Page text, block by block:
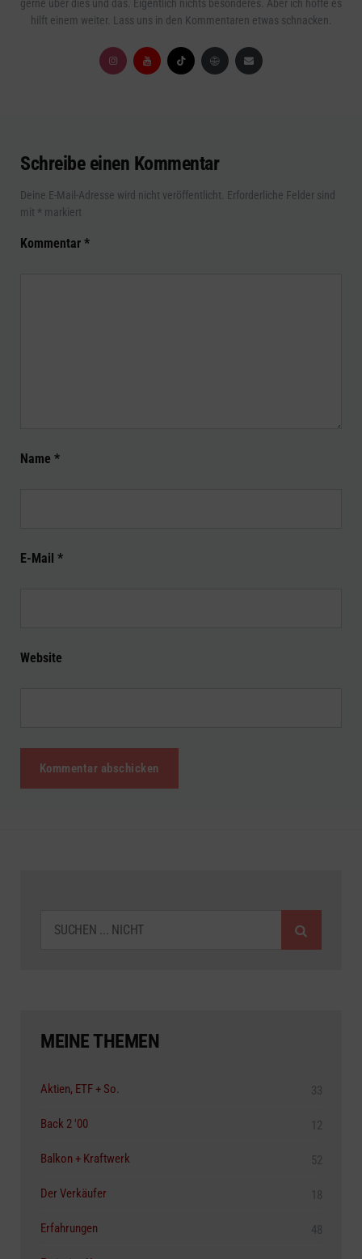
gerne über dies und das. Eigentlich nichts besonderes. Aber ich hoffe es
hilft einem weiter. Lass uns in den Kommentaren etwas schnacken.
Schreibe einen Kommentar
Deine E-Mail-Adresse wird nicht veröffentlicht. Erforderliche Felder sind
mit * markiert
Kommentar *
Name *
E-Mail *
Website
MEINE THEMEN
Aktien, ETF + So. 33
Back 2 '00 12
Balkon + Kraftwerk 52
Der Verkäufer 18
Erfahrungen 48